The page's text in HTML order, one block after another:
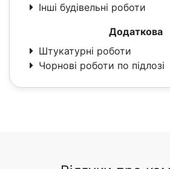
Інші будівельні роботи
Додаткова
Штукатурні роботи
Чорнові роботи по підлозі